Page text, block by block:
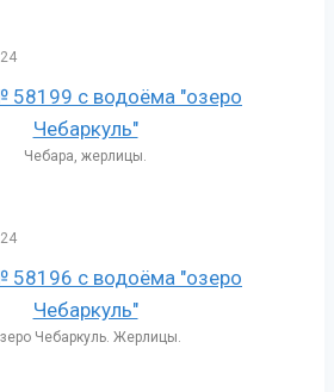
58199 с водоёма "озеро
Чебаркуль"
Чебара, жерлицы.
58196 с водоёма "озеро
Чебаркуль"
Чебаркуль. Жерлицы.